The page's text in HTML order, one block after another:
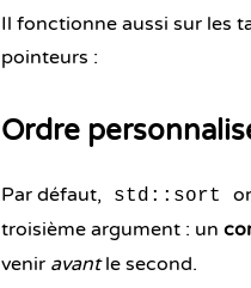
Il fonctionne aussi sur les
pointeurs :
Ordre
Par défaut, std::sort
troisième argument : un
venir avantle second.